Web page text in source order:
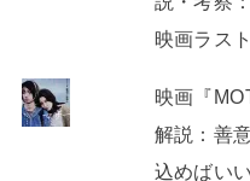
映画ラス
映画『
解説：善
込めばい